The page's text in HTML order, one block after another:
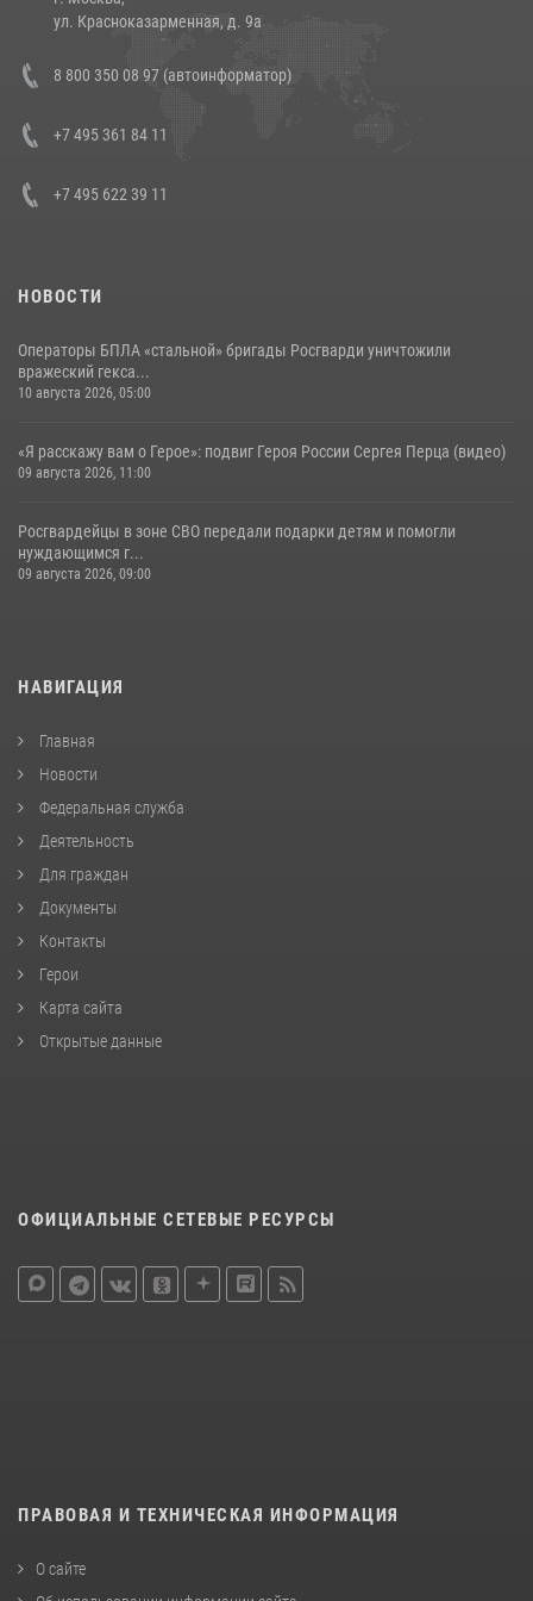
14 июля 2026, 12:20
В Нижнем Новгороде состоялось Всероссийское совещание-
семинар по вопросам развития вневедомственной охраны
06 августа 2026, 14:47
ул. Красноказарменная, д. 9а
8 800 350 08 97 (автоинформатор)
+7 495 361 84 11
+7 495 622 39 11
НОВОСТИ
Операторы БПЛА «стальной» бригады Росгварди уничтожили
вражеский гекса...
10 августа 2026, 05:00
«Я расскажу вам о Герое»: подвиг Героя России Сергея Перца (видео)
09 августа 2026, 11:00
Росгвардейцы в зоне СВО передали подарки детям и помогли
нуждающимся г...
09 августа 2026, 09:00
НАВИГАЦИЯ
Главная
Новости
Федеральная служба
Деятельность
Для граждан
Документы
Контакты
Герои
Карта сайта
Открытые данные
ОФИЦИАЛЬНЫЕ СЕТЕВЫЕ РЕСУРСЫ
ПРАВОВАЯ И ТЕХНИЧЕСКАЯ ИНФОРМАЦИЯ
О сайте